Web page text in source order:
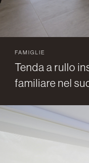
FAMIGLIE
Tenda a rullo
familiare nel